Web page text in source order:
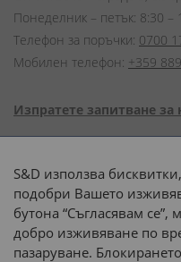
Понеделник – петък: 8:30 –
Телефон за поръчки: 0700
Мобилен телефон: +359
Изпратете запитване за
S&D използва
подобри Вашето
бутона “Съгласявам
добро изживяване по
пазаруване.